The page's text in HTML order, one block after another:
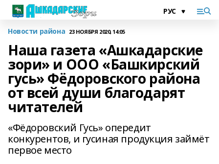
Новости района 23 НОЯБРЯ 2020, 14:05
Наша газета «Ашкадарские
зори» и ООО «Башкирский
гусь» Фёдоровского района
от всей души благодарят
читателей
«Фёдоровский Гусь» опередит
конкурентов, и гусиная продукция займёт
первое место